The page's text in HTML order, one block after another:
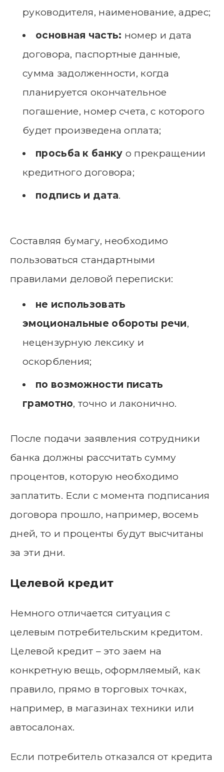
руководителя, наименование, адрес;
основная часть: номер и дата
договора, паспортные данные,
сумма задолженности, когда
планируется окончательное
погашение, номер счета, с которого
будет произведена оплата;
просьба к банку о прекращении
кредитного договора;
подпись и дата.
Составляя бумагу, необходимо
пользоваться стандартными
правилами деловой переписки:
не использовать
эмоциональные обороты речи,
нецензурную лексику и
оскорбления;
по возможности писать
грамотно, точно и лаконично.
После подачи заявления сотрудники
банка должны рассчитать сумму
процентов, которую необходимо
заплатить. Если с момента подписания
договора прошло, например, восемь
дней, то и проценты будут высчитаны
за эти дни.
Целевой кредит
Немного отличается ситуация с
целевым потребительским кредитом.
Целевой кредит – это заем на
конкретную вещь, оформляемый, как
правило, прямо в торговых точках,
например, в магазинах техники или
автосалонах.
Если потребитель отказался от кредита